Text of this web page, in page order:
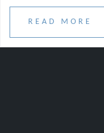
READ MORE